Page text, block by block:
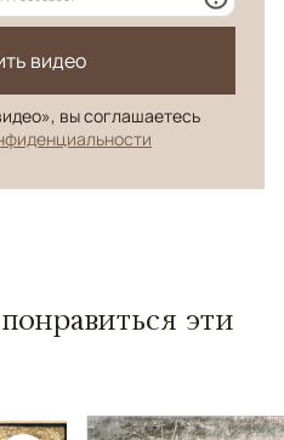
видео
вы соглашаетесь
эти